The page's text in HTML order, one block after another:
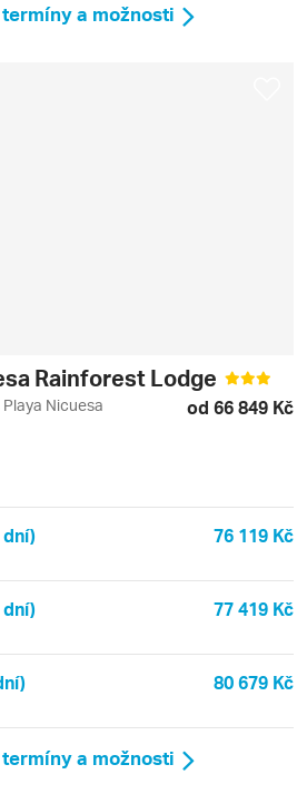
a možnosti
Rainforest Lodge
Nicuesa od 66 849 Kč
dní) 76 119 Kč
dní) 77 419 Kč
80 679 Kč
a možnosti